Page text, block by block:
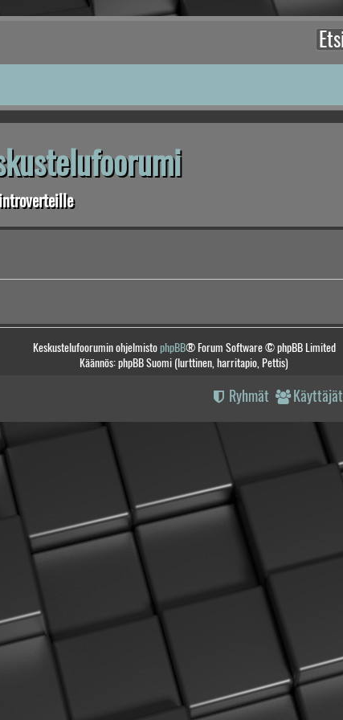
Keskustelufoorumin ohjelmistophpBB® Forum Software © phpBB Limited
Käännös: phpBB Suomi (lurttinen, harritapio, Pettis)
Käyttäjät
Ryhmät